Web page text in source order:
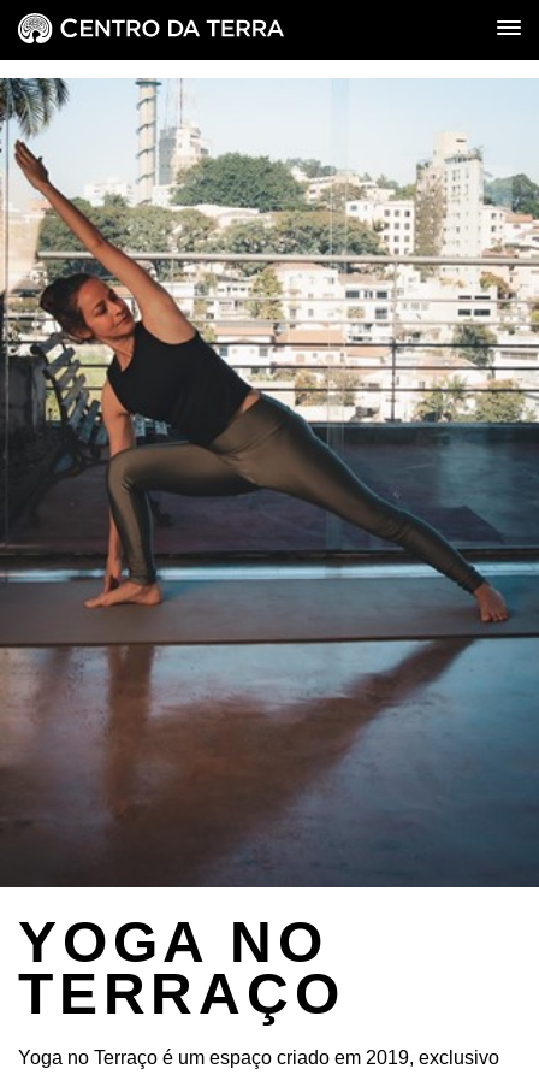
YOGA NO
TERRAÇO
Yoga no Terraço é um espaço criado em 2019, exclusivo